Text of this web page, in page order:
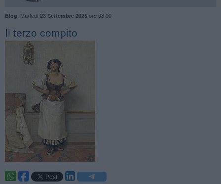
Blog Martedì 23 Settembre 2025ore 08:00
Il terzo compito